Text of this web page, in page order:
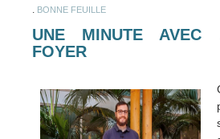
BONNE FEUILLE
UNE MINUTE AVEC
FOYER